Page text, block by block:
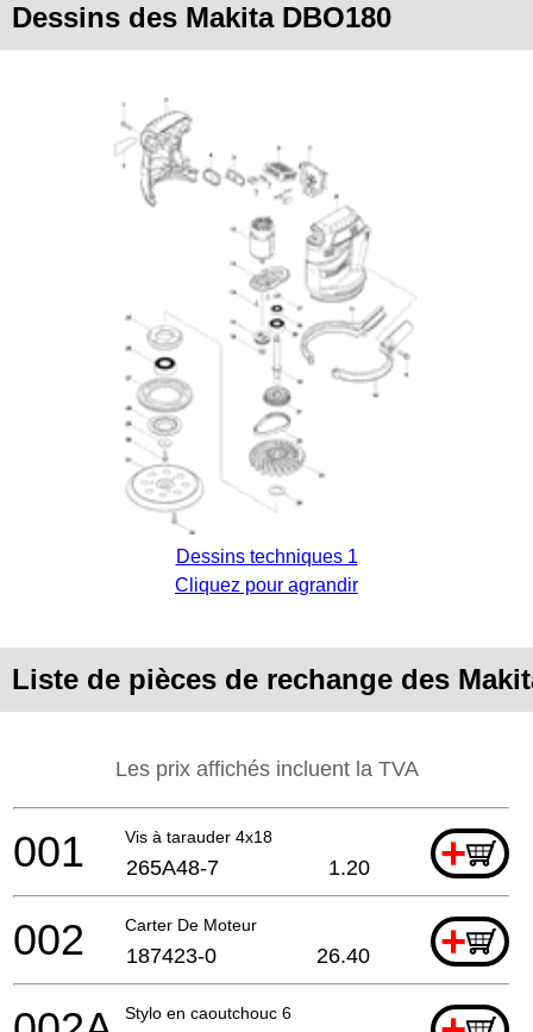
Dessins des Makita DBO180
Dessins techniques 1
Cliquez pour agrandir
Liste de pièces de rechange des
Les prix affichés incluent la TVA
Vis à tarauder 4x18 +
001 265A48-7 1.20
Carter De Moteur +
002 187423-0 26.40
Stylo en caoutchouc 6